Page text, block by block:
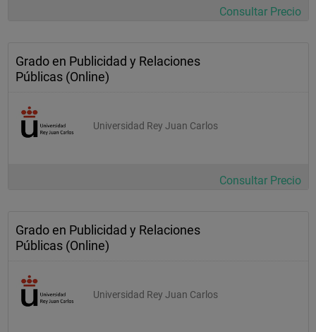
Consultar Precio
Grado en Publicidad y Relaciones
Públicas (Online)
Universidad Rey Juan Carlos
Consultar Precio
Grado en Publicidad y Relaciones
Públicas (Online)
Universidad Rey Juan Carlos